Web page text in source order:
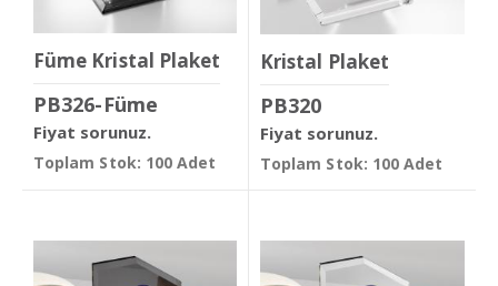
Füme Kristal Plaket
PB326-Füme
Fiyat sorunuz.
Toplam Stok: 100 Adet
Kristal Plaket
PB320
Fiyat sorunuz.
Toplam Stok: 100 Adet